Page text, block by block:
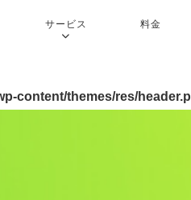
サービス 料金
content/themes/res/